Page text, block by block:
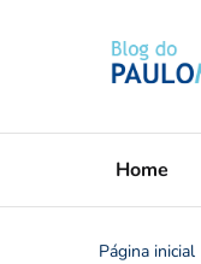
Home
Página inicial